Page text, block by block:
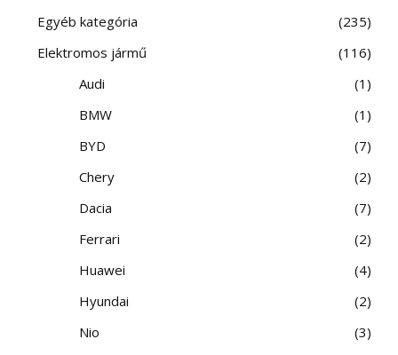
Egyéb kategória
235
Elektromos jármű
116
Audi
1
BMW
1
BYD
7
Chery
2
Dacia
7
Ferrari
2
Huawei
4
Hyundai
2
Nio
3